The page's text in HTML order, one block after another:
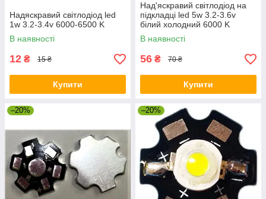
Надяскравий світлодіод led
1w 3.2-3.4v 6000-6500 K
В наявності
12 ₴ 15 ₴
Купити
Над'яскравий світлодіод на
підкладці led 5w 3.2-3.6v
білий холодний 6000 K
В наявності
56 ₴ 70 ₴
Купити
–20% –20%